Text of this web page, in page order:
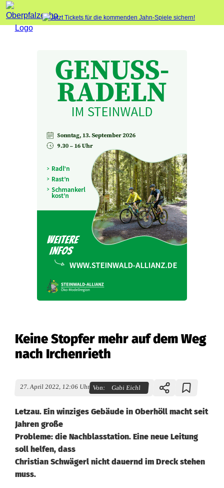
Keine Stopfer mehr auf dem Weg
nach Irchenrieth
27. April 2022, 12:06 Uhr Von: Gabi Eichl
Letzau. Ein winziges Gebäude in Oberhöll macht seit
Jahren große
Probleme: die Nachblasstation. Eine neue Leitung
soll helfen, dass
Christian Schwägerl nicht dauernd im Dreck stehen
muss.